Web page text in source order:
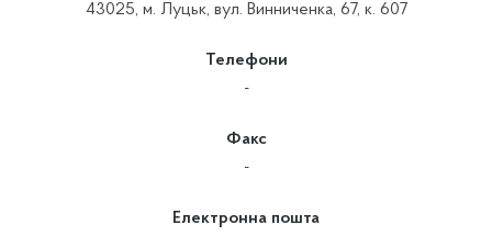
43025, м. Луцьк, вул. Винниченка, 67, к. 607
Телефони
-
Факс
-
Електронна пошта